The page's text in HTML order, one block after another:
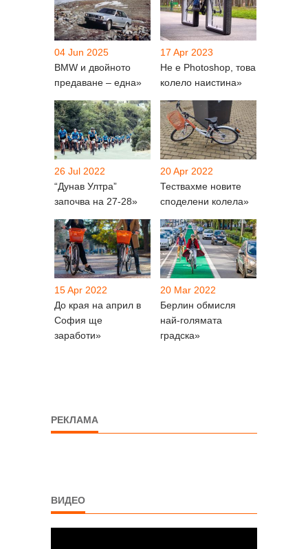
04 Jun 2025
BMW и двойното
предаване – една»
17 Apr 2023
Не е Photoshop, това
колело наистина»
26 Jul 2022
“Дунав Ултра”
започва на 27-28»
20 Apr 2022
Тествахме новите
споделени колела»
15 Apr 2022
До края на април в
София ще
заработи»
20 Mar 2022
Берлин обмисля
най-голямата
градска»
РЕКЛАМА
ВИДЕО